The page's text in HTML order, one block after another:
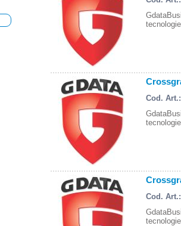
Cod. Art.:
Cod. Art.: